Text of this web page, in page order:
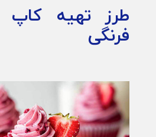
طرز تهیه
فرنگی